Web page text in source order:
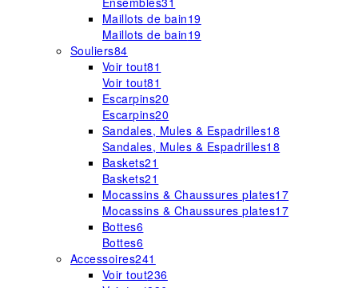
Maillots de bain19
Maillots de bain19
Souliers84
Voir tout81
Voir tout81
Escarpins20
Escarpins20
Sandales, Mules & Espadrilles18
Sandales, Mules & Espadrilles18
Baskets21
Baskets21
Mocassins & Chaussures plates17
Mocassins & Chaussures plates17
Bottes6
Bottes6
Accessoires241
Voir tout236